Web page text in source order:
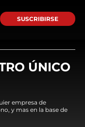
SUSCRIBIRSE
ÚNICO
empresa de
y mas en la base de